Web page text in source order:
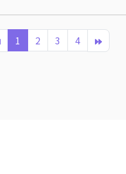
1 2 3 4